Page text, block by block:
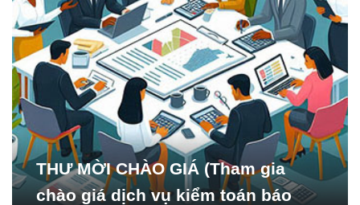
THƯ MỜI CHÀO GIÁ (Tham gia
chào giá dịch vụ kiểm toán báo